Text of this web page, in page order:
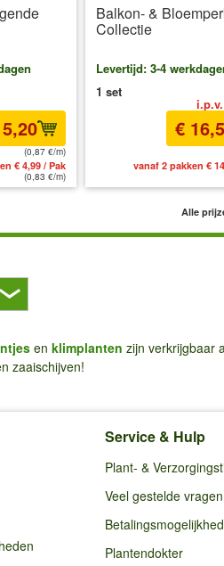
(0,87 €/m)
€ 4,99 / Pak
(0,83 €/m)
Balkon- &
Collectie
i.p.v.
Levertijd: 3-4
1 set
€
vanaf 2 pakken €
Alle
en klimplanten zijn verkrijgbaar
zaaischijven!
Service & Hulp
Plant- &
Veel gestelde
Plantendokter